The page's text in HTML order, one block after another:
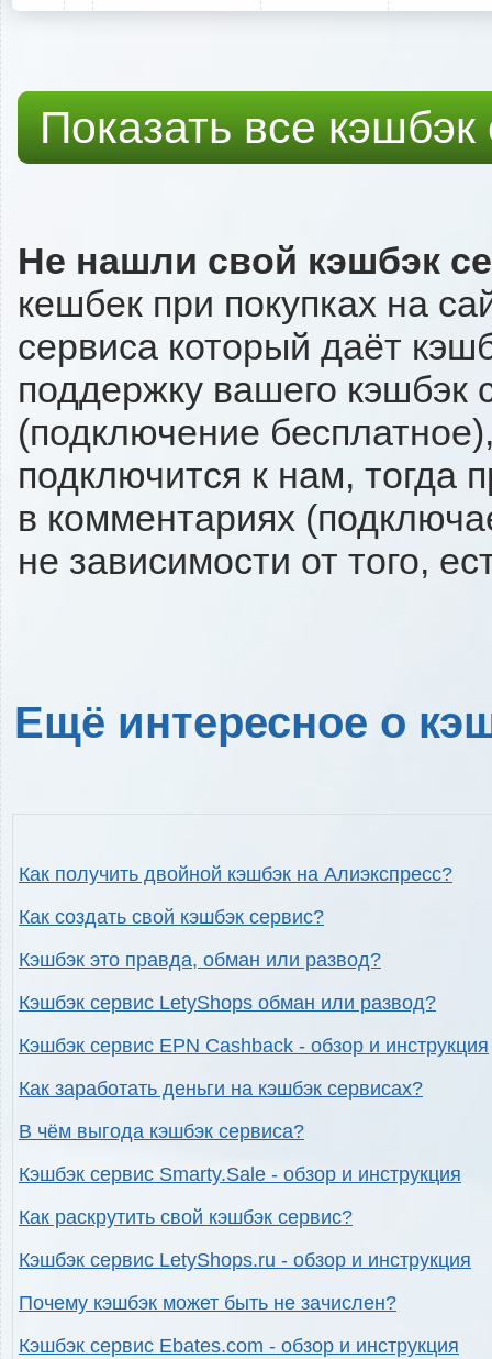
Показать все
Не нашли свой кэшбэк
кешбек при покупках на
сервиса который даёт
поддержку вашего кэшбэк
(подключение
подключится к нам, тогда
в комментариях
не зависимости от того,
Ещё интересное о
Как получить двойной кэшбэк на Алиэкспресс?
Как создать свой кэшбэк сервис?
Кэшбэк это правда, обман или развод?
Кэшбэк сервис LetyShops обман или развод?
Кэшбэк сервис EPN Cashback - обзор и инструкция
Как заработать деньги на кэшбэк сервисах?
В чём выгода кэшбэк сервиса?
Кэшбэк сервис Smarty.Sale - обзор и инструкция
Как раскрутить свой кэшбэк сервис?
Кэшбэк сервис LetyShops.ru - обзор и инструкция
Почему кэшбэк может быть не зачислен?
Кэшбэк сервис Ebates.com - обзор и инструкция